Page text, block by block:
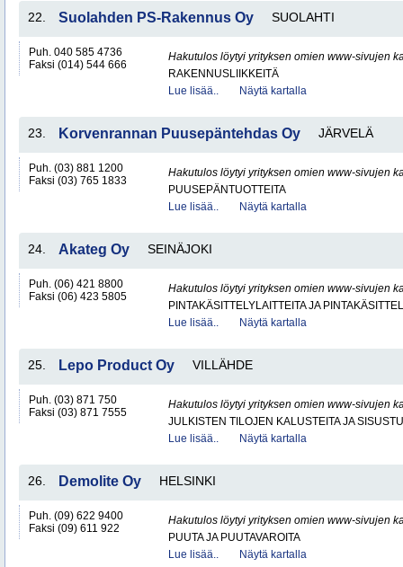
22. Suolahden PS-Rakennus Oy SUOLAHTI
Puh. 040 585 4736
Faksi (014) 544 666
Hakutulos löytyi yrityksen omien www-sivujen
RAKENNUSLIIKKEITÄ
Lue lisää..
Näytä kartalla
23. Korvenrannan Puusepäntehdas Oy JÄRVELÄ
Puh. (03) 881 1200
Faksi (03) 765 1833
Hakutulos löytyi yrityksen omien www-sivujen
PUUSEPÄNTUOTTEITA
Lue lisää..
Näytä kartalla
24. Akateg Oy SEINÄJOKI
Puh. (06) 421 8800
Faksi (06) 423 5805
Hakutulos löytyi yrityksen omien www-sivujen
PINTAKÄSITTELYLAITTEITA JA
Lue lisää..
Näytä kartalla
25. Lepo Product Oy VILLÄHDE
Puh. (03) 871 750
Faksi (03) 871 7555
Hakutulos löytyi yrityksen omien www-sivujen
JULKISTEN TILOJEN KALUSTEITA JA
Lue lisää..
Näytä kartalla
26. Demolite Oy HELSINKI
Puh. (09) 622 9400
Faksi (09) 611 922
Hakutulos löytyi yrityksen omien www-sivujen
PUUTA JA PUUTAVAROITA
Lue lisää..
Näytä kartalla